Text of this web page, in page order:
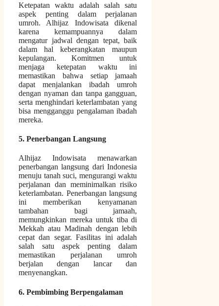
Ketepatan waktu adalah salah satu
aspek penting dalam perjalanan
umroh. Alhijaz Indowisata dikenal
karena kemampuannya dalam
mengatur jadwal dengan tepat, baik
dalam hal keberangkatan maupun
kepulangan. Komitmen untuk
menjaga ketepatan waktu ini
memastikan bahwa setiap jamaah
dapat menjalankan ibadah umroh
dengan nyaman dan tanpa gangguan,
serta menghindari keterlambatan yang
bisa mengganggu pengalaman ibadah
mereka.
5. Penerbangan Langsung
Alhijaz Indowisata menawarkan
penerbangan langsung dari Indonesia
menuju tanah suci, mengurangi waktu
perjalanan dan meminimalkan risiko
keterlambatan. Penerbangan langsung
ini memberikan kenyamanan
tambahan bagi jamaah,
memungkinkan mereka untuk tiba di
Mekkah atau Madinah dengan lebih
cepat dan segar. Fasilitas ini adalah
salah satu aspek penting dalam
memastikan perjalanan umroh
berjalan dengan lancar dan
menyenangkan.
6. Pembimbing Berpengalaman